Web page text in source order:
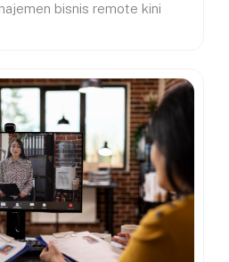
bisnis remote kini